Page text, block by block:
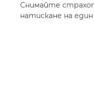
Снимайте
натискане на